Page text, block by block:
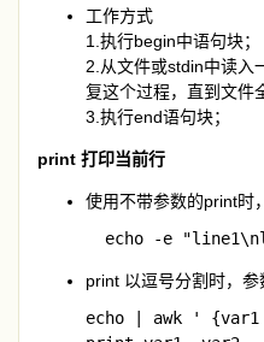
工作方式
1.执行begin中语句块；
2.从文件或stdin中读入
复这个过程，直到文件
3.执行end语句块；
print 打印当前行
使用不带参数的print时
echo -e
print 以逗号分割时，参
echo | awk '